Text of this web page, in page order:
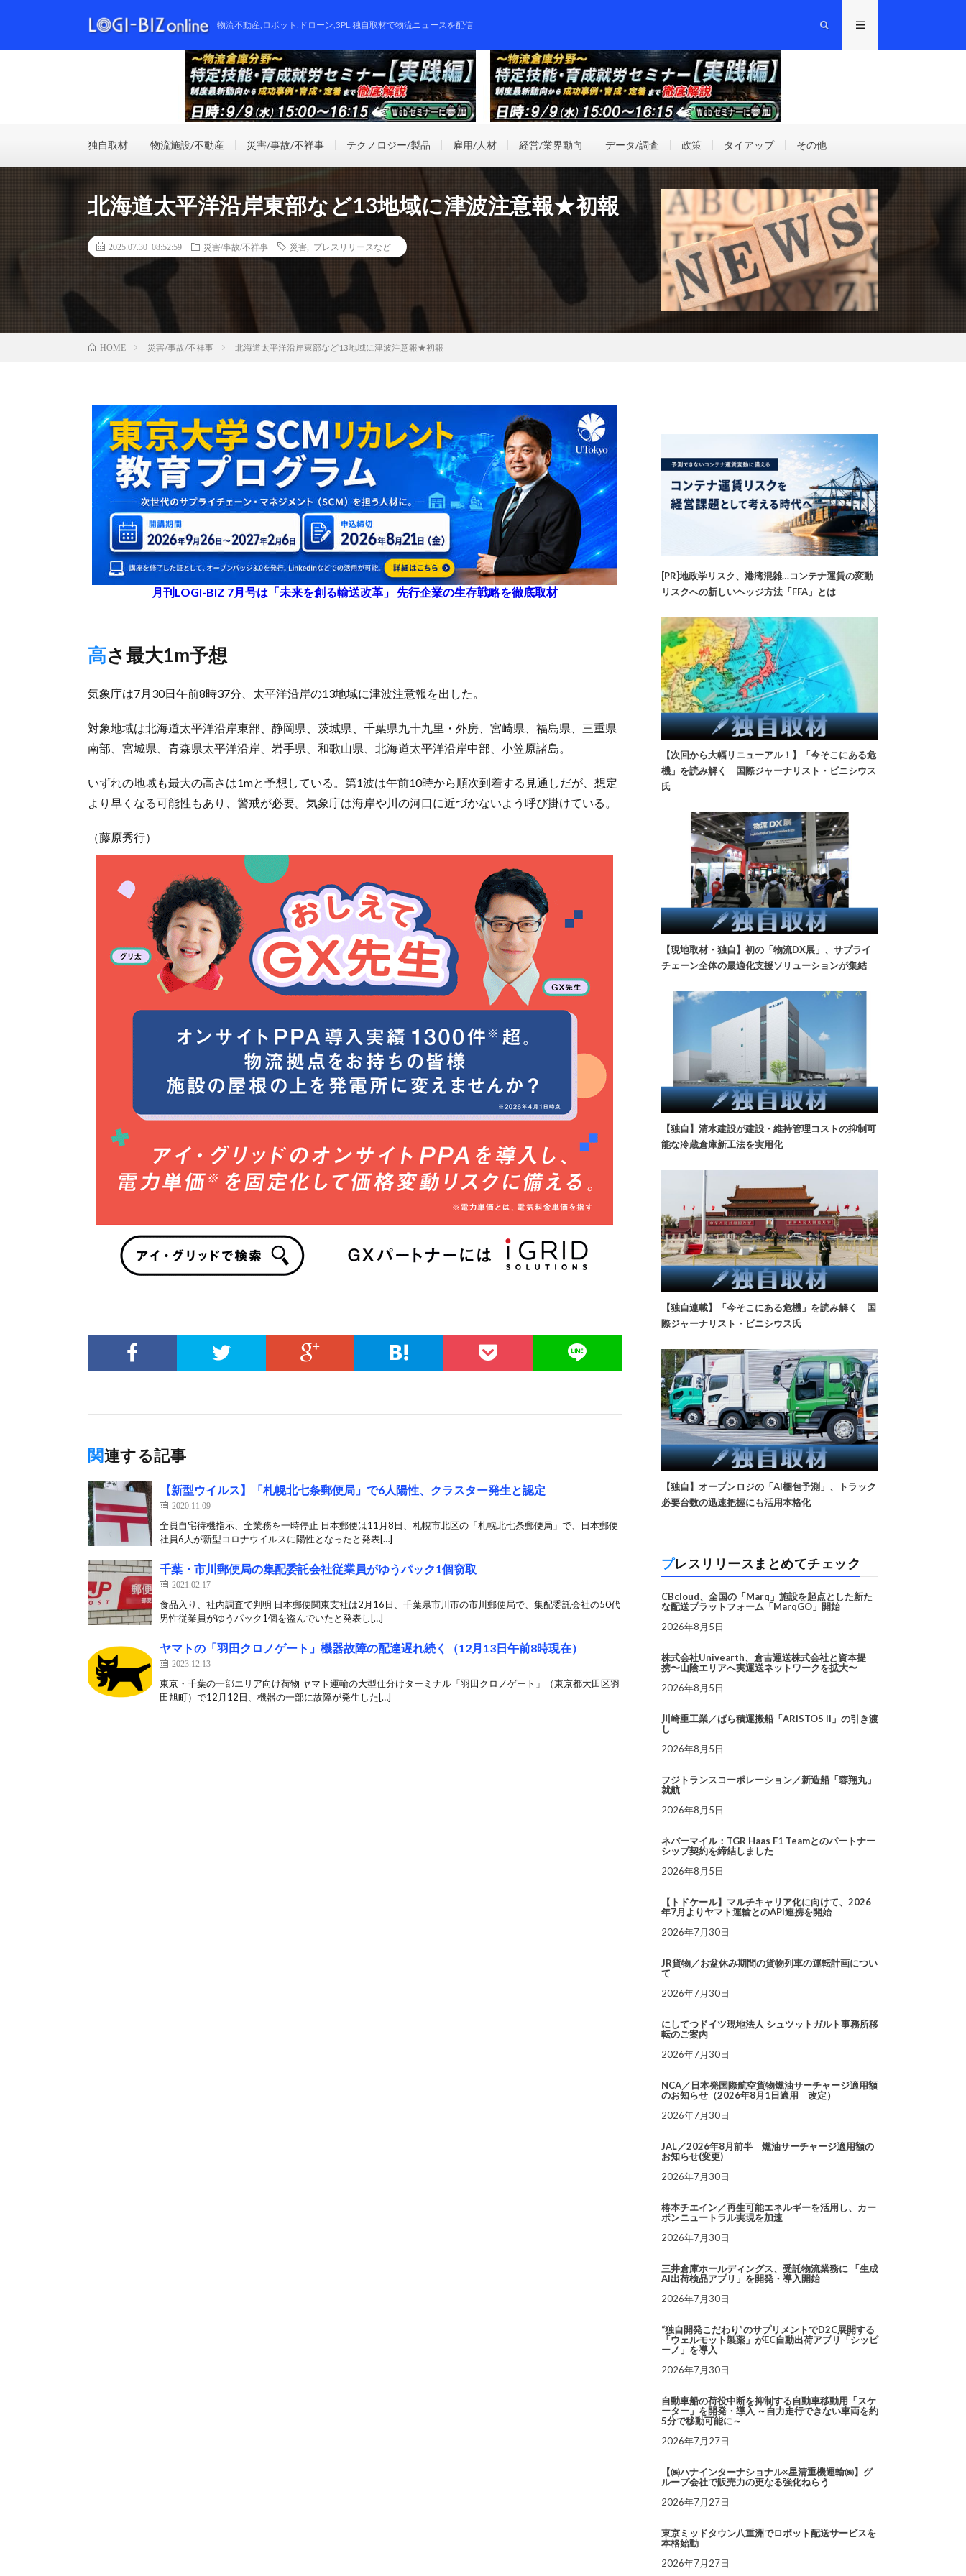
物流不動産,ロボット,ドローン,3PL,独自取材で物流ニュースを配信
独自取材 物流施設/不動産 災害/事故/不祥事 テクノロジー/製品 雇用/人材 経営/業界動向 データ/調査 政策 タイアップ その他
北海道太平洋沿岸東部など13地域に津波注意報★初報
2025.07.30 08:52:59 災害/事故/不祥事 災害 プレスリリースなど
HOME 災害/事故/不祥事 北海道太平洋沿岸東部など13地域に津波注意報★初報
月刊LOGI-BIZ 7月号は「未来を創る輸送改革」 先行企業の生存戦略を徹底取材
高さ最大1m予想
気象庁は7月30日午前8時37分、太平洋沿岸の13地域に津波注意報を出した。
対象地域は北海道太平洋沿岸東部、静岡県、茨城県、千葉県九十九里・外房、宮崎県、福島県、三重県
南部、宮城県、青森県太平洋沿岸、岩手県、和歌山県、北海道太平洋沿岸中部、小笠原諸島。
いずれの地域も最大の高さは1mと予想している。第1波は午前10時から順次到着する見通しだが、想定
より早くなる可能性もあり、警戒が必要。気象庁は海岸や川の河口に近づかないよう呼び掛けている。
（藤原秀行）
関連する記事
【新型ウイルス】「札幌北七条郵便局」で6人陽性、クラスター発生と認定
2020.11.09
全員自宅待機指示、全業務を一時停止 日本郵便は11月8日、札幌市北区の「札幌北七条郵便局」で、日本郵便
社員6人が新型コロナウイルスに陽性となったと発表[…]
千葉・市川郵便局の集配委託会社従業員がゆうパック1個窃取
2021.02.17
食品入り、社内調査で判明 日本郵便関東支社は2月16日、千葉県市川市の市川郵便局で、集配委託会社の50代
男性従業員がゆうパック1個を盗んでいたと発表し[…]
ヤマトの「羽田クロノゲート」機器故障の配達遅れ続く（12月13日午前8時現在）
2023.12.13
東京・千葉の一部エリア向け荷物 ヤマト運輸の大型仕分けターミナル「羽田クロノゲート」（東京都大田区羽
田旭町）で12月12日、機器の一部に故障が発生した[…]
[PR]地政学リスク、港湾混雑…コンテナ運賃の変動
リスクへの新しいヘッジ方法「FFA」とは
【次回から大幅リニューアル！】「今そこにある危
機」を読み解く 国際ジャーナリスト・ビニシウス
氏
【現地取材・独自】初の「物流DX展」、サプライ
チェーン全体の最適化支援ソリューションが集結
【独自】清水建設が建設・維持管理コストの抑制可
能な冷蔵倉庫新工法を実用化
【独自連載】「今そこにある危機」を読み解く 国
際ジャーナリスト・ビニシウス氏
【独自】オープンロジの「AI梱包予測」、トラック
必要台数の迅速把握にも活用本格化
プレスリリースまとめてチェック
CBcloud、全国の「Marq」施設を起点とした新た
な配送プラットフォーム「MarqGO」開始
2026年8月5日
株式会社Univearth、倉吉運送株式会社と資本提
携〜山陰エリアへ実運送ネットワークを拡大〜
2026年8月5日
川崎重工業／ばら積運搬船「ARISTOS II」の引き渡
し
2026年8月5日
フジトランスコーポレーション／新造船「蓉翔丸」
就航
2026年8月5日
ネバーマイル：TGR Haas F1 Teamとのパートナー
シップ契約を締結しました
2026年8月5日
【トドケール】マルチキャリア化に向けて、2026
年7月よりヤマト運輸とのAPI連携を開始
2026年7月30日
JR貨物／お盆休み期間の貨物列車の運転計画につい
て
2026年7月30日
にしてつドイツ現地法人 シュツットガルト事務所移
転のご案内
2026年7月30日
NCA／日本発国際航空貨物燃油サーチャージ適用額
のお知らせ（2026年8月1日適用 改定）
2026年7月30日
JAL／2026年8月前半 燃油サーチャージ適用額の
お知らせ(変更)
2026年7月30日
椿本チエイン／再生可能エネルギーを活用し、カー
ボンニュートラル実現を加速
2026年7月30日
三井倉庫ホールディングス、受託物流業務に 「生成
AI出荷検品アプリ」を開発・導入開始
2026年7月30日
“独自開発こだわり”のサプリメントでD2C展開する
「ウェルモット製薬」がEC自動出荷アプリ「シッピ
ーノ」を導入
2026年7月30日
自動車船の荷役中断を抑制する自動車移動用「スケ
ーター」を開発・導入 ～自力走行できない車両を約
5分で移動可能に～
2026年7月27日
【㈱ハナインターナショナル×星清重機運輸㈱】グ
ループ会社で販売力の更なる強化ねらう
2026年7月27日
東京ミッドタウン八重洲でロボット配送サービスを
本格始動
2026年7月27日